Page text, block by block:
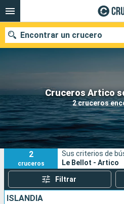
Cruceros Artico
2 cruceros
Encontrar un crucero
Nuestros destinos
Fecha de salida
Puertos
2
cruceros
Sus criterios de
Le Bellot - Artico
Filtrar
ISLANDIA